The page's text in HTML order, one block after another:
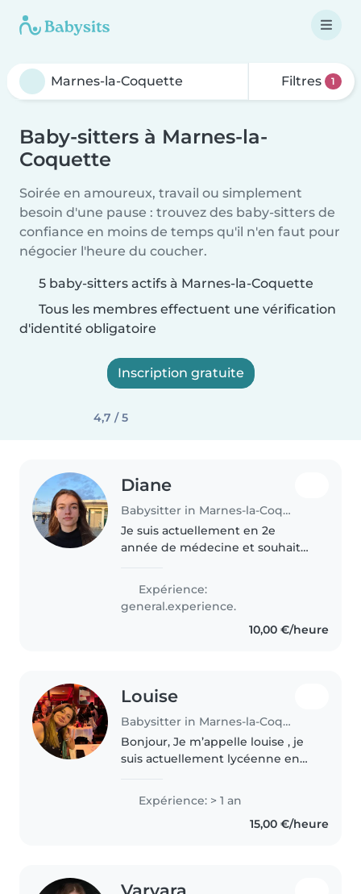
Filtres 1
Baby-sitters à Marnes-la-
Coquette
Soirée en amoureux, travail ou simplement
besoin d'une pause : trouvez des baby-sitters de
confiance en moins de temps qu'il n'en faut pour
négocier l'heure du coucher.
5 baby-sitters actifs à Marnes-la-Coquette
Tous les membres effectuent une vérification
d'identité obligatoire
Inscription gratuite
4,7 / 5
Diane
Babysitter in Marnes-la-Coquette
Je suis actuellement en 2e
année de médecine et souhaite
faisant du baby-sitting. Je suis
patiente, calme, attentive. Je lis,
fais de la peinture et..
Expérience:
general.experience.
10,00 €/heure
Louise
Babysitter in Marnes-la-Coquette
Bonjour, Je m’appelle louise , je
suis actuellement lycéenne en
le contact avec les enfants, je
Expérience: > 1 an
15,00 €/heure